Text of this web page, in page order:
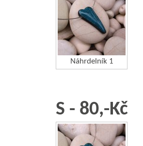
Náhrdelník 1
S - 80,-Kč